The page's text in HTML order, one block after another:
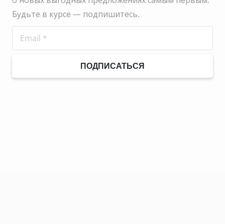
Будьте в курсе — подпишитесь.
ПОДПИСАТЬСЯ